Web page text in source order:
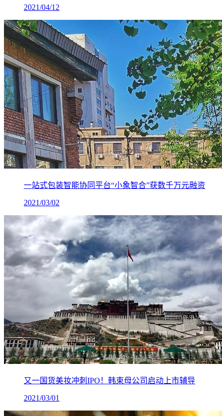
2021/04/12
一站式包装智能协同平台“小象智合”获数千万元融资
2021/03/02
又一国货美妆冲刺IPO！韩束母公司启动上市辅导
2021/03/01